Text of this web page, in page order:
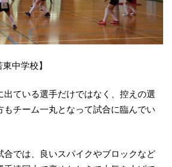
中学校】
出ている選手だけではなく、控えの選
もチーム一丸となって試合に臨んでい
合では、良いスパイクやブロックなど